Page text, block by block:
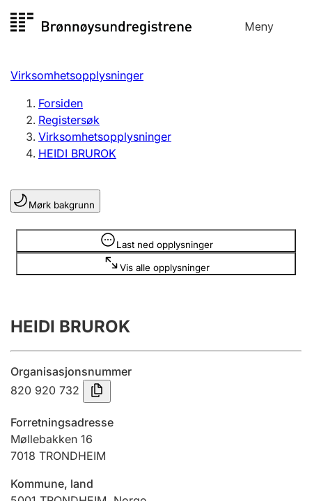
til
Meny
Registersøk
Aksjeselskap
Enkeltpersonforetak
Registrere, endre, slette
Lag og forening
Registrere, endre, slette
Årsregnskap
Innsending og forsinkelsesgebyr
Jeger
Virksomhetsopplysninger
Forsiden
Registersøk
Virksomhetsopplysninger
HEIDI BRUROK
Mørk bakgrunn
Last ned opplysninger
Vis alle opplysninger
Opplysninger er skjult
HEIDI BRUROK
Organisasjonsnummer
820 920 732
Forretningsadresse
Møllebakken 16
7018 TRONDHEIM
Kommune, land